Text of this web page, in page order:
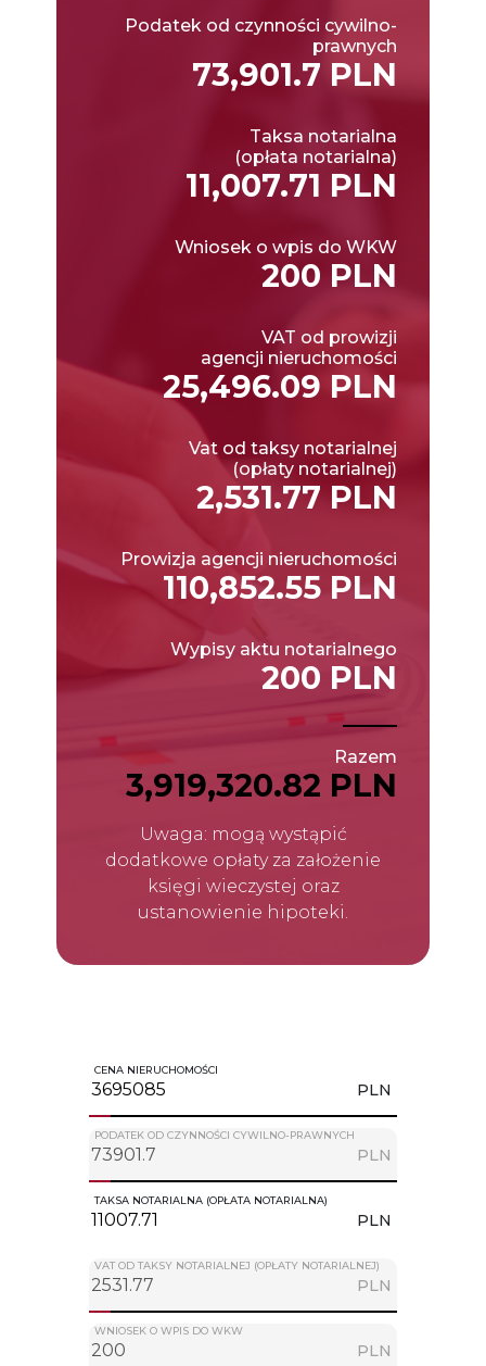
Podatek od czynności cywilno-
prawnych
73,901.7 PLN
Taksa notarialna
(opłata notarialna)
11,007.71 PLN
Wniosek o wpis do WKW
200 PLN
VAT od prowizji
agencji nieruchomości
25,496.09 PLN
Vat od taksy notarialnej
(opłaty notarialnej)
2,531.77 PLN
Prowizja agencji nieruchomości
110,852.55 PLN
Wypisy aktu notarialnego
200 PLN
Razem
3,919,320.82 PLN
Uwaga: mogą wystąpić
dodatkowe opłaty za założenie
księgi wieczystej oraz
ustanowienie hipoteki.
CENA NIERUCHOMOŚCI
PLN
PODATEK OD CZYNNOŚCI CYWILNO-PRAWNYCH
PLN
TAKSA NOTARIALNA (OPŁATA NOTARIALNA)
PLN
VAT OD TAKSY NOTARIALNEJ (OPŁATY NOTARIALNEJ)
PLN
WNIOSEK O WPIS DO WKW
PLN